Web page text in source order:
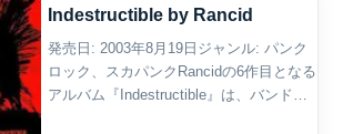
Indestructible by Rancid
発売日: 2003年8月19日ジャンル: パンク
ロック、スカパンクRancidの6作目となる
アルバム『Indestructible』は、バンドの